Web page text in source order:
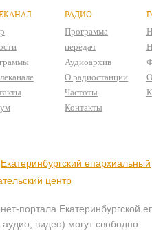
РАДИО
Программа
передач
Аудиоархив
О радиостанции
Частоты
Контакты
Екатеринбургский епархиальный
центр
портала Екатеринбургской
видео) могут свободно